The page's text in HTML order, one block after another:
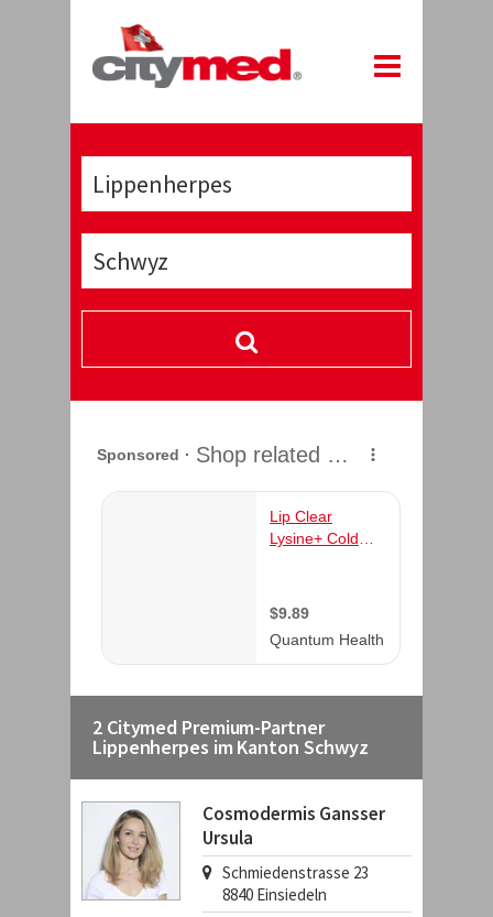
2 Citymed Premium-Partner
Lippenherpes im Kanton Schwyz
Cosmodermis Gansser
Ursula
Schmiedenstrasse 23
8840 Einsiedeln